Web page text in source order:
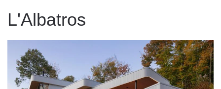
L'Albatros